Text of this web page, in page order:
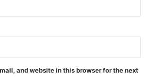
and website in this browser for the next